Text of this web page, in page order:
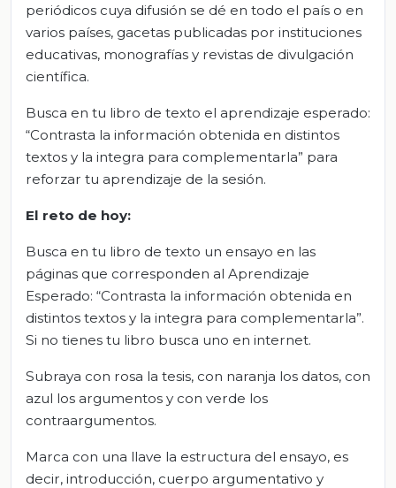
periódicos cuya difusión se dé en todo el país o en
varios países, gacetas publicadas por instituciones
educativas, monografías y revistas de divulgación
científica.
Busca en tu libro de texto el aprendizaje esperado:
“Contrasta la información obtenida en distintos
textos y la integra para complementarla” para
reforzar tu aprendizaje de la sesión.
El reto de hoy:
Busca en tu libro de texto un ensayo en las
páginas que corresponden al Aprendizaje
Esperado: “Contrasta la información obtenida en
distintos textos y la integra para complementarla”.
Si no tienes tu libro busca uno en internet.
Subraya con rosa la tesis, con naranja los datos, con
azul los argumentos y con verde los
contraargumentos.
Marca con una llave la estructura del ensayo, es
decir, introducción, cuerpo argumentativo y